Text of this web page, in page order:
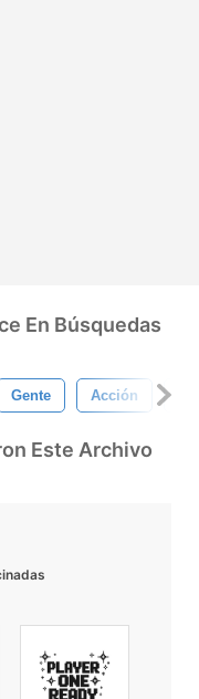
En Búsquedas
Gente Acción
Este Archivo